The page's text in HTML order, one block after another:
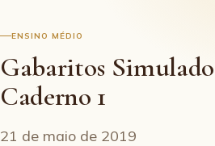
ENSINO MÉDIO
Gabaritos
Caderno 1
21 de maio de 2019